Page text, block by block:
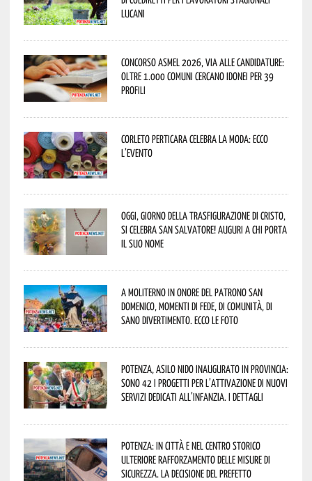
lucani
Concorso Asmel 2026, via alle candidature:
oltre 1.000 Comuni cercano idonei per 39
profili
Corleto Perticara celebra la moda: ecco
l’evento
Oggi, giorno della Trasfigurazione di Cristo,
si celebra San Salvatore! Auguri a chi porta
il suo nome
A Moliterno in onore del Patrono San
Domenico, momenti di fede, di comunità, di
sano divertimento. Ecco le foto
Potenza, asilo nido inaugurato in provincia:
sono 42 i progetti per l’attivazione di nuovi
servizi dedicati all’infanzia. I dettagli
Potenza: in città e nel centro storico
ulteriore rafforzamento delle misure di
sicurezza. La decisione del Prefetto